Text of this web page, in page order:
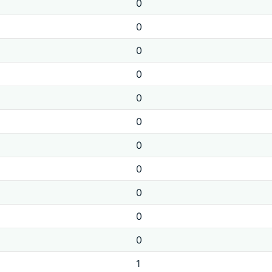
0
0
0
0
0
0
0
0
0
0
0
1